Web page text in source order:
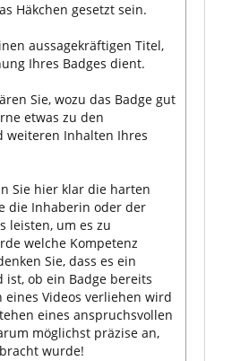
Häkchen gesetzt sein.
aussagekräftigen Titel,
Ihres Badges dient.
Sie, wozu das Badge gut
etwas zu den
weiteren Inhalten Ihres
Sie hier klar die harten
die Inhaberin oder der
leisten, um es zu
welche Kompetenz
Sie, dass es ein
ist, ob ein Badge bereits
eines Videos verliehen wird
eines anspruchsvollen
möglichst präzise an,
wurde!